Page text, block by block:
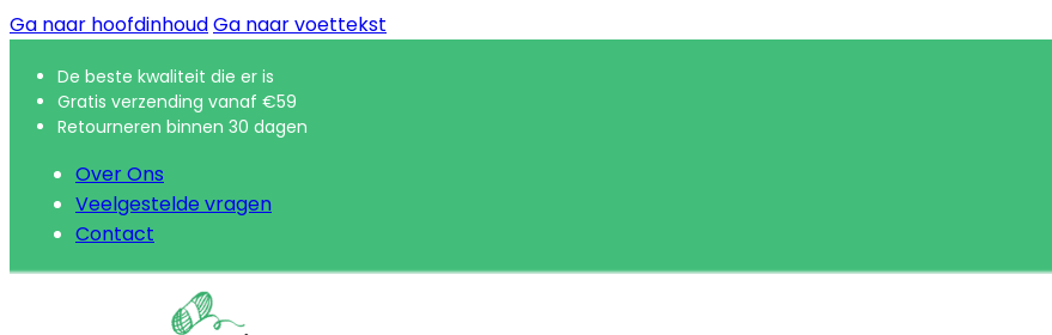
Ga naar hoofdinhoudGa naar voettekst
De beste kwaliteit die er is
Gratis verzending vanaf €59
Retourneren binnen 30 dagen
Over Ons
Veelgestelde vragen
Contact